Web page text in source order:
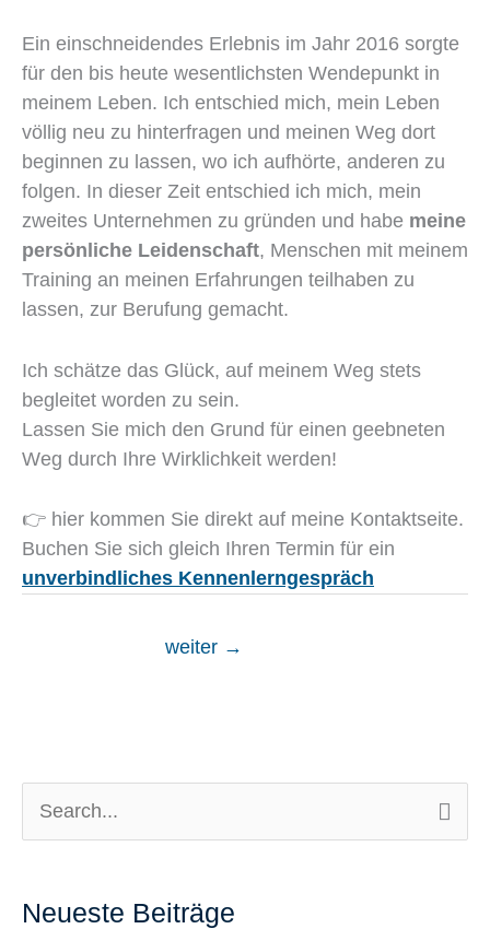
Ein einschneidendes Erlebnis im Jahr 2016 sorgte
für den bis heute wesentlichsten Wendepunkt in
meinem Leben. Ich entschied mich, mein Leben
völlig neu zu hinterfragen und meinen Weg dort
beginnen zu lassen, wo ich aufhörte, anderen zu
folgen. In dieser Zeit entschied ich mich, mein
zweites Unternehmen zu gründen und habe meine
persönliche Leidenschaft, Menschen mit meinem
Training an meinen Erfahrungen teilhaben zu
lassen, zur Berufung gemacht.
Ich schätze das Glück, auf meinem Weg stets
begleitet worden zu sein.
Lassen Sie mich den Grund für einen geebneten
Weg durch Ihre Wirklichkeit werden!
👉 hier kommen Sie direkt auf meine Kontaktseite.
Buchen Sie sich gleich Ihren Termin für ein
unverbindliches Kennenlerngespräch
weiter →
Neueste Beiträge